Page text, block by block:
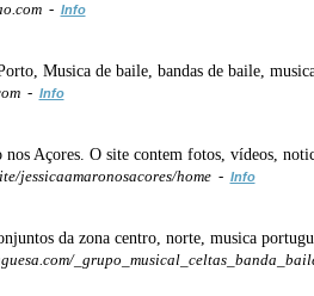
- Info
Musica de baile, bandas de baile,
- Info
Açores. O site contem fotos, vídeos,
jessicaamaronosacores/home - Info
da zona centro, norte, musica